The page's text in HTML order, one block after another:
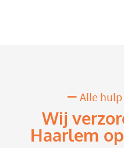
Alle
Wij
Haarlem